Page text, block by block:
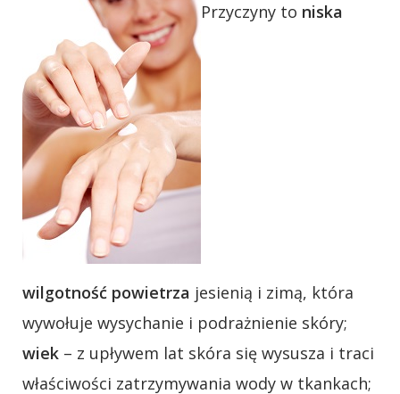
Przyczyny to niska
wilgotność powietrza jesienią i zimą, która
wywołuje wysychanie i podrażnienie skóry;
wiek – z upływem lat skóra się wysusza i traci
właściwości zatrzymywania wody w tkankach;